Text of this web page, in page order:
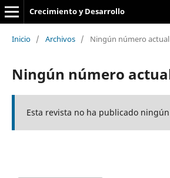
Crecimiento y Desarrollo
Inicio / Archivos / Ningún número actual
Ningún número
Esta revista no ha publicado